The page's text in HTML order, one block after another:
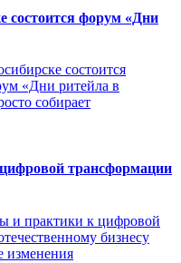
состоится форум «Дни
состоится
«Дни ритейла в
собирает
цифровой трансформации
и практики к цифровой
бизнесу
изменения